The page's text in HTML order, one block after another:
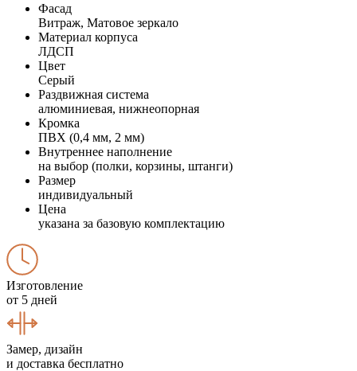
Фасад
Витраж, Матовое зеркало
Материал корпуса
ЛДСП
Цвет
Серый
Раздвижная система
алюминиевая, нижнеопорная
Кромка
ПВХ (0,4 мм, 2 мм)
Внутреннее наполнение
на выбор (полки, корзины, штанги)
Размер
индивидуальный
Цена
указана за базовую комплектацию
Изготовление
от 5 дней
Замер, дизайн
и доставка бесплатно